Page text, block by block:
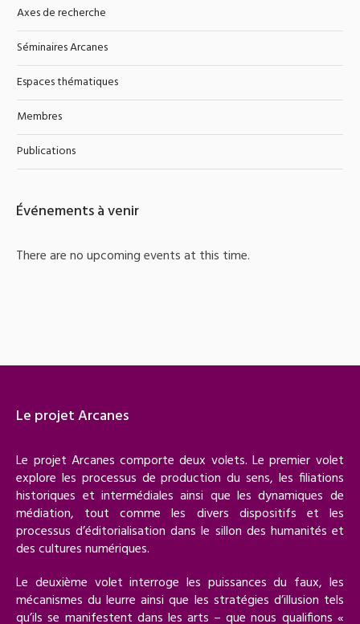
Axes de recherche
Séminaires Arcanes
Espaces thématiques
Membres
Publications
Événements à venir
There are no upcoming events at this time.
Le projet Arcanes
Le projet Arcanes comporte deux volets. Le premier volet
explore les processus de production du sens, les filiations
historiques et intermédiales ainsi que les dynamiques de
médiation, tout comme les divers dispositifs et les
processus d’éditorialisation dans le sillon des humanités et
des cultures numériques.
Le deuxième volet interroge les puissances du faux, les
mécanismes du leurre ainsi que les stratégies d’illusion tels
qu’ils se manifestent dans les arts – que nous qualifions «